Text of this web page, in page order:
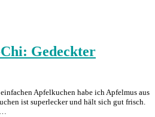
Gedeckter
Apfelkuchen habe ich Apfelmus aus
ist superlecker und hält sich gut frisch.